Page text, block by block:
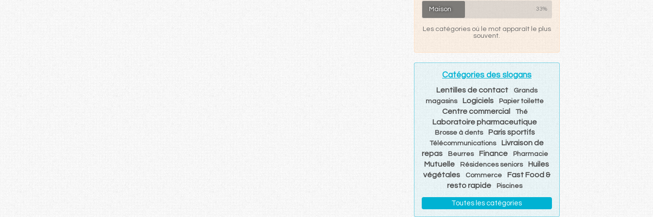
Maison 33%
Les catégories où le mot apparaît le plus
souvent.
Catégories des slogans
Lentilles de contact
Grands
magasins
Logiciels Papier toilette
Centre commercial Thé
Laboratoire pharmaceutique
Brosse à dents Paris sportifs
Télécommunications
Livraison de
repas
Beurres Finance Pharmacie
Mutuelle Résidences seniors
Huiles
végétales
Commerce
Fast Food &
resto rapide
Piscines
Toutes les catégories